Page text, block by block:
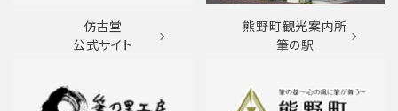
仿古堂
公式サイト
熊野町観光案内所
筆の駅